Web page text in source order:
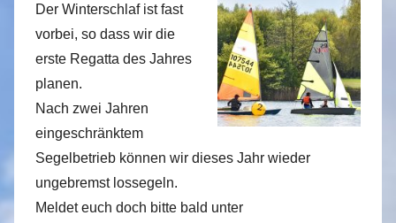
A
n
j
a
L
w
e
Der Winterschlaf ist fast
vorbei, so dass wir die
erste Regatta des Jahres
planen.
Nach zwei Jahren
eingeschränktem
Segelbetrieb können wir dieses Jahr wieder
ungebremst lossegeln.
Meldet euch doch bitte bald unter